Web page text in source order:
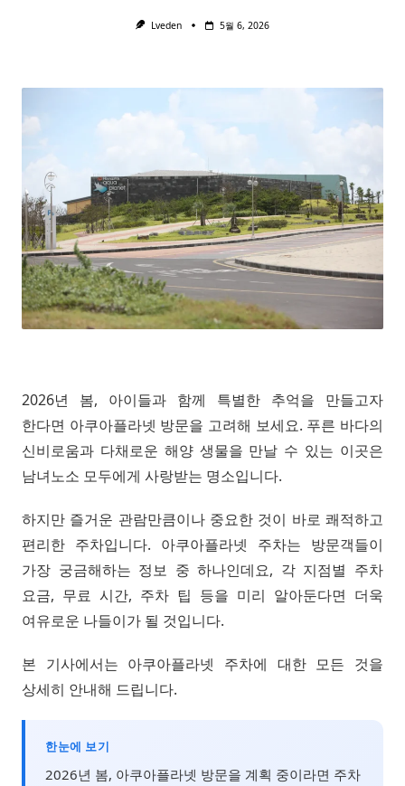
Lveden 5월 6, 2026
2026년 봄, 아이들과 함께 특별한 추억을 만들고자
한다면 아쿠아플라넷 방문을 고려해 보세요. 푸른 바다의
신비로움과 다채로운 해양 생물을 만날 수 있는 이곳은
남녀노소 모두에게 사랑받는 명소입니다.
하지만 즐거운 관람만큼이나 중요한 것이 바로 쾌적하고
편리한 주차입니다. 아쿠아플라넷 주차는 방문객들이
가장 궁금해하는 정보 중 하나인데요, 각 지점별 주차
요금, 무료 시간, 주차 팁 등을 미리 알아둔다면 더욱
여유로운 나들이가 될 것입니다.
본 기사에서는 아쿠아플라넷 주차에 대한 모든 것을
상세히 안내해 드립니다.
한눈에 보기
2026년 봄, 아쿠아플라넷 방문을 계획 중이라면 주차